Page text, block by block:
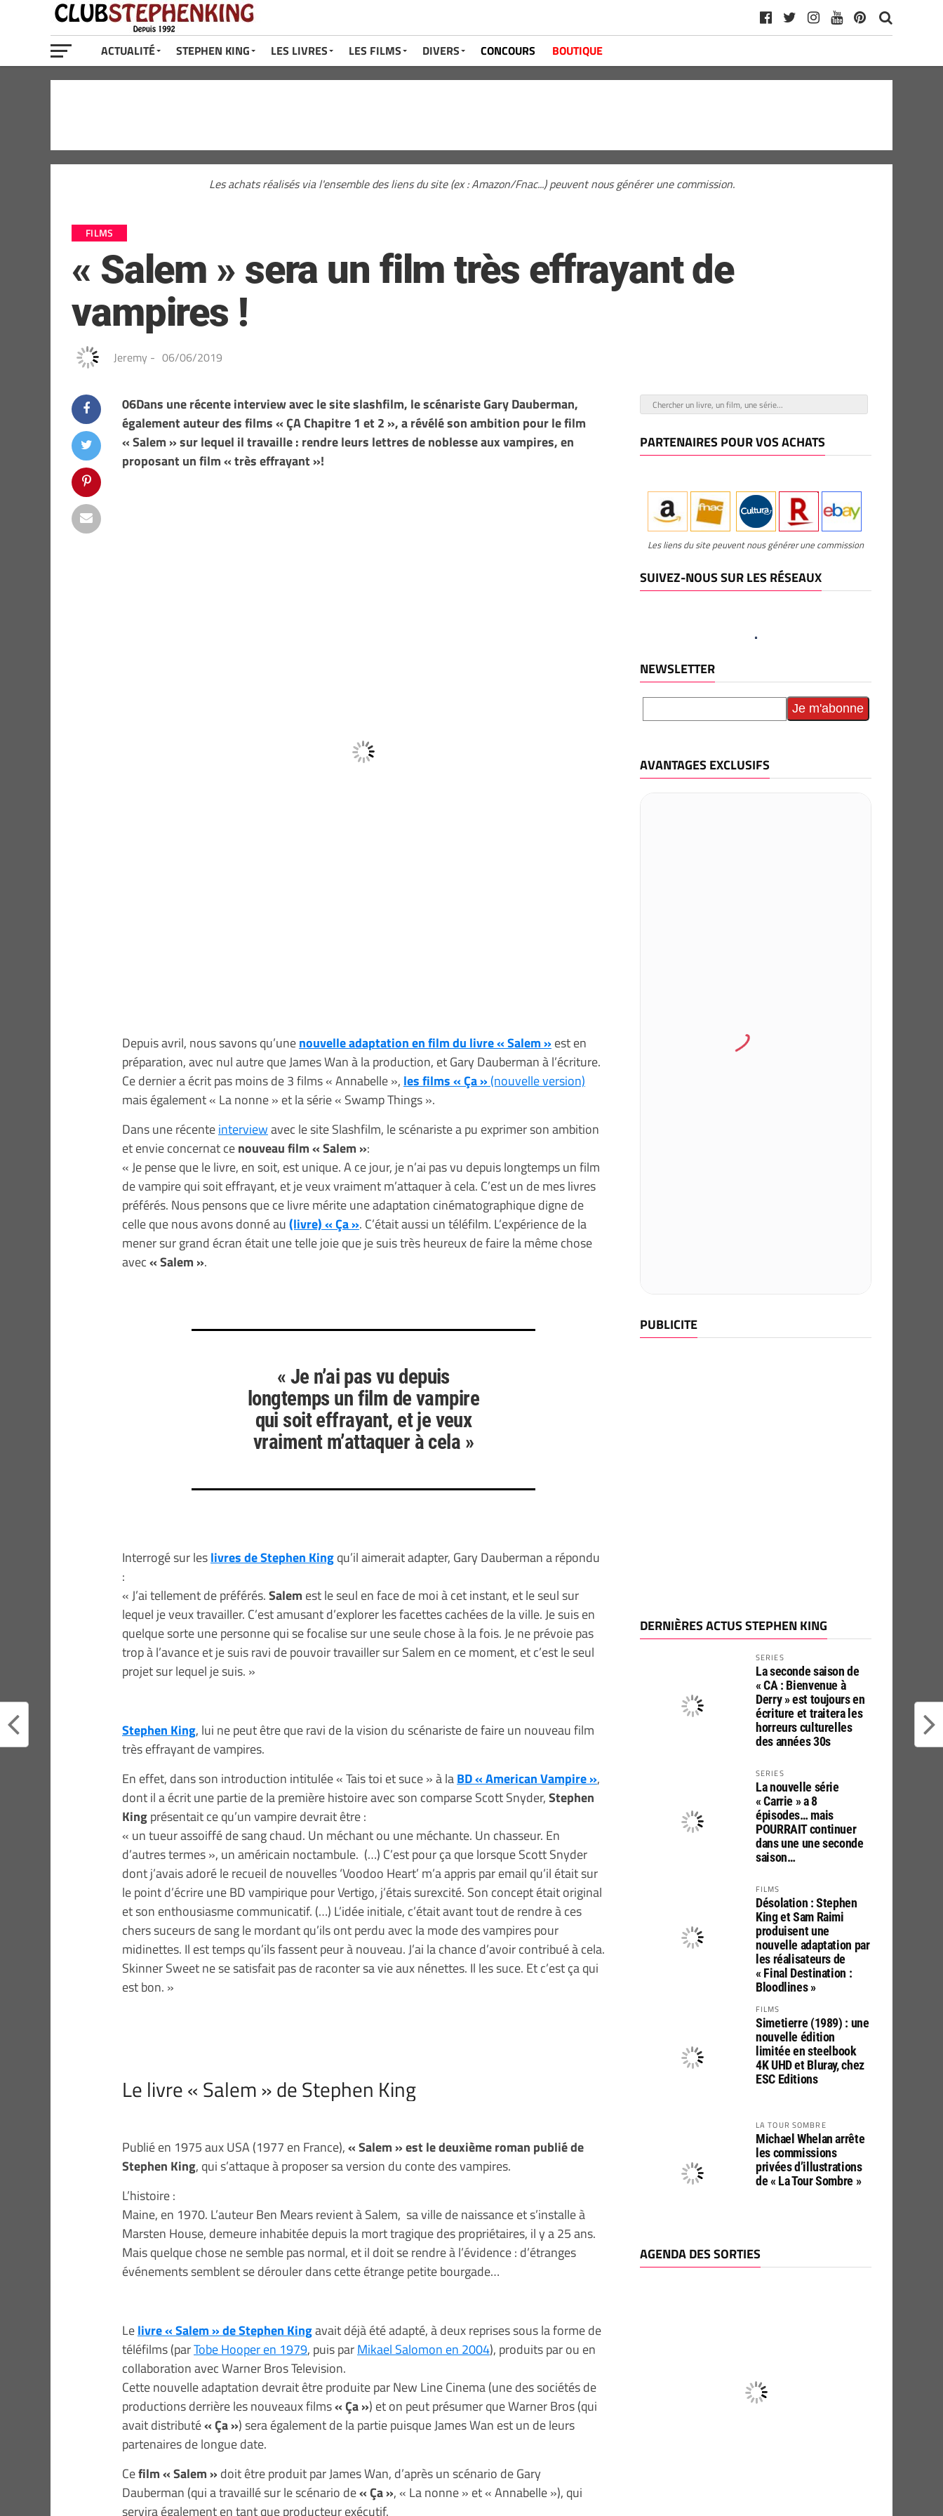
ACTUALITÉ STEPHEN KING LES LIVRES LES FILMS DIVERS CONCOURS BOUTIQUE
Les achats réalisés via l'ensemble des liens du site (ex : Amazon/Fnac...) peuvent nous générer une commission.
FILMS
« Salem » sera un film très effrayant de
vampires !
Jeremy - 06/06/2019
06Dans une récente interview avec le site slashfilm, le scénariste Gary Dauberman,
également auteur des films « ÇA Chapitre 1 et 2 », a révélé son ambition pour le film
« Salem » sur lequel il travaille : rendre leurs lettres de noblesse aux vampires, en
proposant un film « très effrayant »!
Depuis avril, nous savons qu’unenouvelle adaptation en film du livre « Salem »est en
préparation, avec nul autre que James Wan à la production, et Gary Dauberman à l’écriture.
Ce dernier a écrit pas moins de 3 films « Annabelle », les films « Ça »(nouvelle version)
mais également « La nonne » et la série « Swamp Things ».
Dans une récenteinterviewavec le site Slashfilm, le scénariste a pu exprimer son ambition
et envie concernat cenouveau film « Salem »:
« Je pense que le livre, en soit, est unique. A ce jour, je n’ai pas vu depuis longtemps un film
de vampire qui soit effrayant, et je veux vraiment m’attaquer à cela. C’est un de mes livres
préférés. Nous pensons que ce livre mérite une adaptation cinématographique digne de
celle que nous avons donné au(livre) « Ça ». C’était aussi un téléfilm. L’expérience de la
mener sur grand écran était une telle joie que je suis très heureux de faire la même chose
avec« Salem ».
« Je n’ai pas vu depuis
longtemps un film de vampire
qui soit effrayant, et je veux
vraiment m’attaquer à cela »
Interrogé sur leslivres de Stephen Kingqu’il aimerait adapter, Gary Dauberman a répondu
:
« J’ai tellement de préférés.Salem est le seul en face de moi à cet instant, et le seul sur
lequel je veux travailler. C’est amusant d’explorer les facettes cachées de la ville. Je suis en
quelque sorte une personne qui se focalise sur une seule chose à la fois. Je ne prévoie pas
trop à l’avance et je suis ravi de pouvoir travailler sur Salem en ce moment, et c’est le seul
projet sur lequel je suis. »
Stephen King, lui ne peut être que ravi de la vision du scénariste de faire un nouveau film
très effrayant de vampires.
En effet, dans son introduction intitulée « Tais toi et suce » à laBD « American Vampire »,
dont il a écrit une partie de la première histoire avec son comparse Scott Snyder,Stephen
Kingprésentait ce qu’un vampire devrait être :
« un tueur assoiffé de sang chaud. Un méchant ou une méchante. Un chasseur. En
d’autres termes », un américain noctambule. (…) C’est pour ça que lorsque Scott Snyder
dont j’avais adoré le recueil de nouvelles ‘Voodoo Heart’ m’a appris par email qu’il était sur
le point d’écrire une BD vampirique pour Vertigo, j’étais surexcité. Son concept était original
et son enthousiasme communicatif. (…) L’idée initiale, c’était avant tout de rendre à ces
chers suceurs de sang le mordant qu’ils ont perdu avec la mode des vampires pour
midinettes. Il est temps qu’ils fassent peur à nouveau. J’ai la chance d’avoir contribué à cela.
Skinner Sweet ne se satisfait pas de raconter sa vie aux nénettes. Il les suce. Et c’est ça qui
est bon. »
Le livre « Salem » de Stephen King
Publié en 1975 aux USA (1977 en France),« Salem » est le deuxième roman publié de
Stephen King, qui s’attaque à proposer sa version du conte des vampires.
L’histoire :
Maine, en 1970. L’auteur Ben Mears revient à Salem, sa ville de naissance et s’installe à
Marsten House, demeure inhabitée depuis la mort tragique des propriétaires, il y a 25 ans.
Mais quelque chose ne semble pas normal, et il doit se rendre à l’évidence : d’étranges
événements semblent se dérouler dans cette étrange petite bourgade…
Lelivre « Salem » de Stephen Kingavait déjà été adapté, à deux reprises sous la forme de
téléfilms (parTobe Hooper en 1979, puis parMikael Salomon en 2004), produits par ou en
collaboration avec Warner Bros Television.
Cette nouvelle adaptation devrait être produite par New Line Cinema (une des sociétés de
productions derrière les nouveaux films« Ça ») et on peut présumer que Warner Bros (qui
avait distributé« Ça ») sera également de la partie puisque James Wan est un de leurs
partenaires de longue date.
Cefilm « Salem » doit être produit par James Wan, d’après un scénario de Gary
Dauberman (qui a travaillé sur le scénario de« Ça », « La nonne » et « Annabelle »), qui
servira également en tant que producteur exécutif.
PARTENAIRES POUR VOS ACHATS
Les liens du site peuvent nous générer une commission
SUIVEZ-NOUS SUR LES RÉSEAUX
NEWSLETTER
AVANTAGES EXCLUSIFS
PUBLICITE
DERNIÈRES ACTUS STEPHEN KING
SERIES
La seconde saison de
« CA : Bienvenue à
Derry » est toujours en
écriture et traitera les
horreurs culturelles
des années 30s
SERIES
La nouvelle série
« Carrie » a 8
épisodes… mais
POURRAIT continuer
dans une une seconde
saison…
FILMS
Désolation : Stephen
King et Sam Raimi
produisent une
nouvelle adaptation par
les réalisateurs de
« Final Destination :
Bloodlines »
FILMS
Simetierre (1989) : une
nouvelle édition
limitée en steelbook
4K UHD et Bluray, chez
ESC Editions
LA TOUR SOMBRE
Michael Whelan arrête
les commissions
privées d’illustrations
de « La Tour Sombre »
AGENDA DES SORTIES